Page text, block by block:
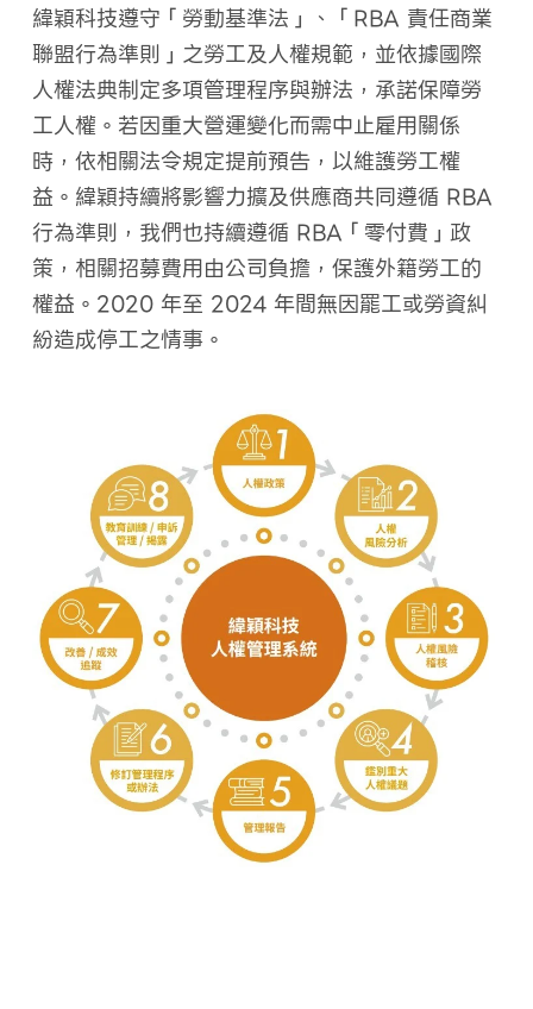
緯穎科技遵守「勞動基準法」、「RBA 責任商業
聯盟行為準則」之勞工及人權規範，並依據國際
人權法典制定多項管理程序與辦法，承諾保障勞
工人權。若因重大營運變化而需中止雇用關係
時，依相關法令規定提前預告，以維護勞工權
益。緯穎持續將影響力擴及供應商共同遵循 RBA
行為準則，我們也持續遵循 RBA「零付費」政
策，相關招募費用由公司負擔，保護外籍勞工的
權益。2020 年至 2024 年間無因罷工或勞資糾
紛造成停工之情事。